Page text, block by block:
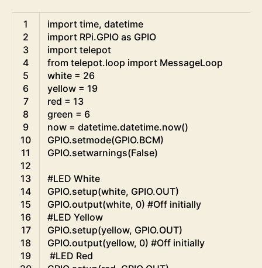
1
2
3
4
5
6
7
8
9
10
11
12
13
14
15
16
17
18
19
import time, datetime
import RPi.GPIO as GPIO
import telepot
from telepot.loop import MessageLoop
white = 26
yellow = 19
red = 13
green = 6
now = datetime.datetime.now()
GPIO.setmode(GPIO.BCM)
GPIO.setwarnings(False)
#LED White
GPIO.setup(white, GPIO.OUT)
GPIO.output(white, 0) #Off initially
#LED Yellow
GPIO.setup(yellow, GPIO.OUT)
GPIO.output(yellow, 0) #Off initially
#LED Red